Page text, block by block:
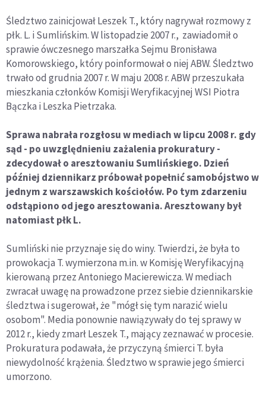
Śledztwo zainicjował Leszek T., który nagrywał rozmowy z
płk. L. i Sumlińskim. W listopadzie 2007 r., zawiadomił o
sprawie ówczesnego marszałka Sejmu Bronisława
Komorowskiego, który poinformował o niej ABW. Śledztwo
trwało od grudnia 2007 r. W maju 2008 r. ABW przeszukała
mieszkania członków Komisji Weryfikacyjnej WSI Piotra
Bączka i Leszka Pietrzaka.
Sprawa nabrała rozgłosu w mediach w lipcu 2008 r. gdy
sąd - po uwzględnieniu zażalenia prokuratury -
zdecydował o aresztowaniu Sumlińskiego. Dzień
później dziennikarz próbował popełnić samobójstwo w
jednym z warszawskich kościołów. Po tym zdarzeniu
odstąpiono od jego aresztowania. Aresztowany był
natomiast płk L.
Sumliński nie przyznaje się do winy. Twierdzi, że była to
prowokacja T. wymierzona m.in. w Komisję Weryfikacyjną
kierowaną przez Antoniego Macierewicza. W mediach
zwracał uwagę na prowadzone przez siebie dziennikarskie
śledztwa i sugerował, że "mógł się tym narazić wielu
osobom". Media ponownie nawiązywały do tej sprawy w
2012 r., kiedy zmarł Leszek T., mający zeznawać w procesie.
Prokuratura podawała, że przyczyną śmierci T. była
niewydolność krążenia. Śledztwo w sprawie jego śmierci
umorzono.